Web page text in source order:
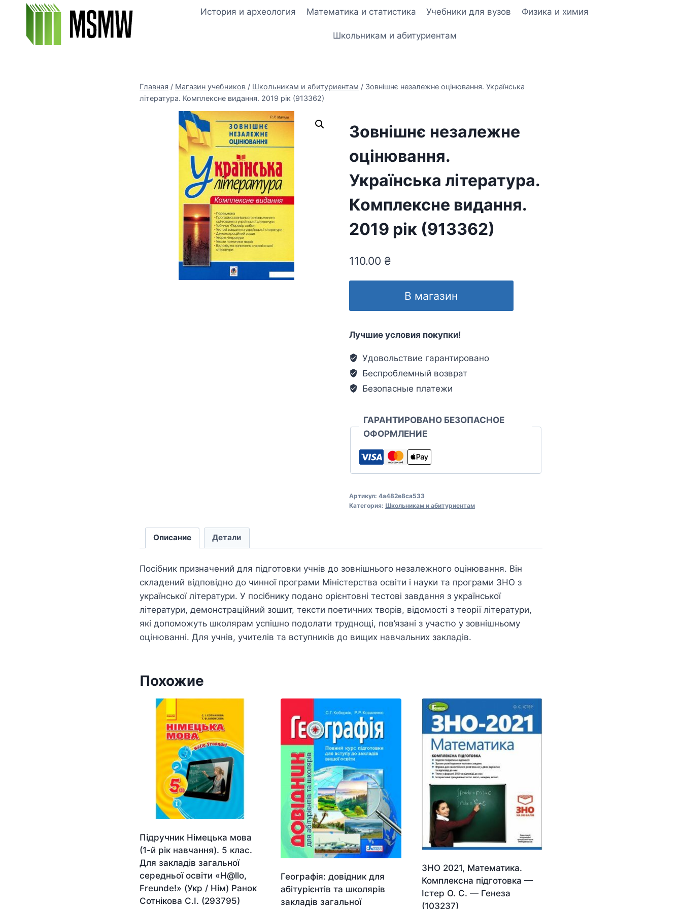
Перейти
содержимому
История и археология Математика и статистика Учебники для вузов Физика и химия
Школьникам и абитуриентам
Главная / Магазин учебников / Школьникам и абитуриентам / Зовнішнє незалежне оцінювання. Українська
література. Комплексне видання. 2019 рік (913362)
Зовнішнє незалежне
оцінювання.
Українська література.
Комплексне видання.
2019 рік (913362)
110.00 ₴
В магазин
Лучшие условия покупки!
Удовольствие гарантировано
Беспроблемный возврат
Безопасные платежи
ГАРАНТИРОВАНО БЕЗОПАСНОЕ
ОФОРМЛЕНИЕ
Артикул: 4a482e8ca533
Категория: Школьникам и абитуриентам
Описание Детали
Посібник призначений для підготовки учнів до зовнішнього незалежного оцінювання. Він
складений відповідно до чинної програми Міністерства освіти і науки та програми ЗНО з
української літератури. У посібнику подано орієнтовні тестові завдання з української
літератури, демонстраційний зошит, тексти поетичних творів, відомості з теорії літератури,
які допоможуть школярам успішно подолати труднощі, пов’язані з участю у зовнішньому
оцінюванні. Для учнів, учителів та вступників до вищих навчальних закладів.
Похожие
Підручник Німецька мова
(1-й рік навчання). 5 клас.
Для закладів загальної
середньої освіти «H@llo,
Freunde!» (Укр / Нім) Ранок
Сотнікова С.І. (293795)
Географія: довідник для
абітурієнтів та школярів
закладів загальної
ЗНО 2021, Математика.
Комплексна підготовка —
Істер О. С. — Генеза
(103237)